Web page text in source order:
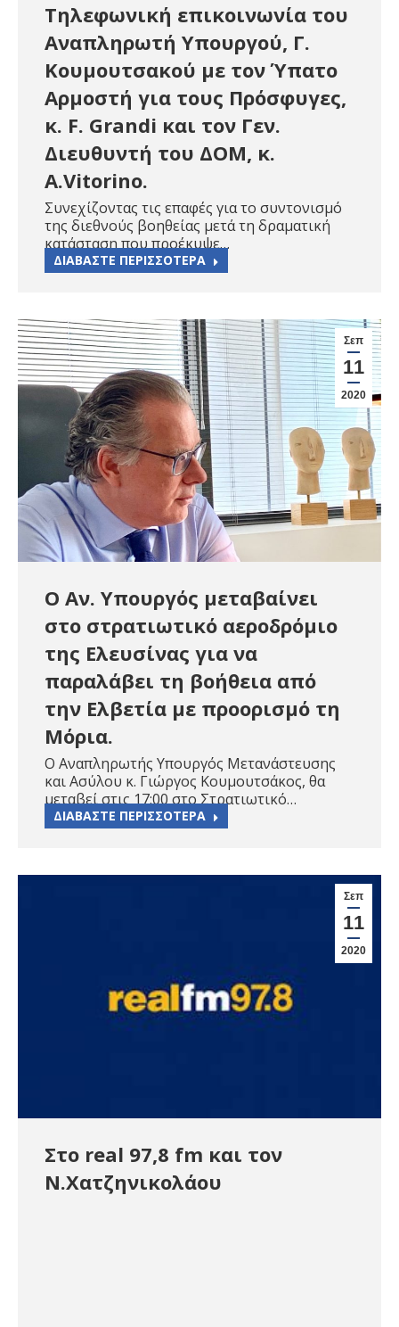
Τηλεφωνική επικοινωνία του
Αναπληρωτή Υπουργού, Γ.
Κουμουτσακού με τον Ύπατο
Αρμοστή για τους Πρόσφυγες,
κ. F. Grandi και τον Γεν.
Διευθυντή του ΔΟΜ, κ.
A.Vitorinο.
Συνεχίζοντας τις επαφές για το συντονισμό
της διεθνούς βοηθείας μετά τη δραματική
κατάσταση που προέκυψε…
ΔΙΑΒΑΣΤΕ ΠΕΡΙΣΣΟΤΕΡΑ
Σεπ
11
2020
Ο Αν. Υπουργός μεταβαίνει
στο στρατιωτικό αεροδρόμιο
της Ελευσίνας για να
παραλάβει τη βοήθεια από
την Ελβετία με προορισμό τη
Μόρια.
O Αναπληρωτής Υπουργός Μετανάστευσης
και Ασύλου κ. Γιώργος Κουμουτσάκος, θα
μεταβεί στις 17:00 στο Στρατιωτικό…
ΔΙΑΒΑΣΤΕ ΠΕΡΙΣΣΟΤΕΡΑ
Σεπ
11
2020
Στο real 97,8 fm και τον
Ν.Χατζηνικολάου